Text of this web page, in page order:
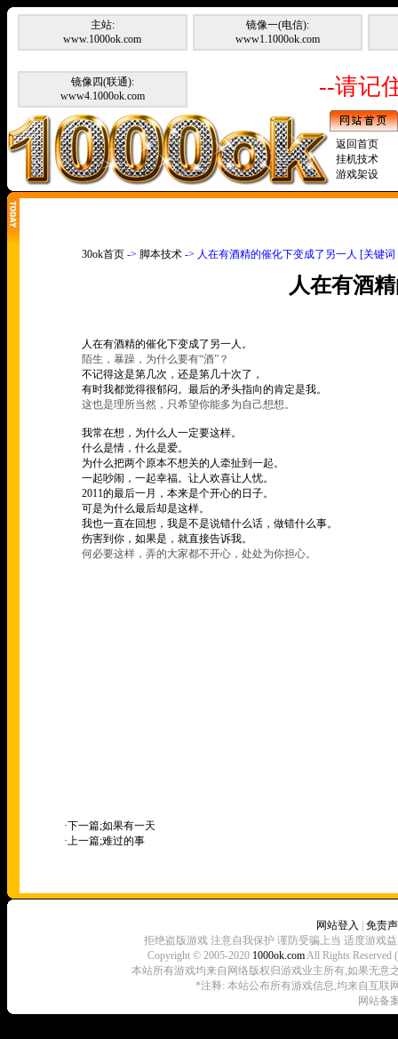
主站:
www.1000ok.com
镜像一(电信):
www1.1000ok.com
镜像四(联通):
www4.1000ok.com
--请记
返回首页
挂机技术
游戏架设
30ok首页 -> 脚本技术 -> 人在有酒精的催化下变成了另一人 [关键
人在有酒
人在有酒精的催化下变成了另一人。
陌生，暴躁，为什么要有“酒” ？
不记得这是第几次，还是第几十次了，
有时我都觉得很郁闷。最后的矛头指向的肯定是我。
这也是理所当然，只希望你能多为自己想想。
我常在想，为什么人一定要这样。
什么是情，什么是爱。
为什么把两个原本不想关的人牵扯到一起。
一起吵闹，一起幸福。让人欢喜让人忧。
2011的最后一月，本来是个开心的日子。
可是为什么最后却是这样。
我也一直在回想，我是不是说错什么话，做错什么事。
伤害到你，如果是，就直接告诉我。
何必要这样，弄的大家都不开心，处处为你担心。
·下一篇;如果有一天
·上一篇;难过的事
网站登入
免责
拒绝盗版游戏 注意自我保护 谨防受骗上当 适度游戏
Copyright © 2005-2020 1000ok.comAll Rights
本站所有游戏均来自网络版权归游戏业主所有,如果无意
*注释: 本站公布所有游戏信息,均来自互联
网站备